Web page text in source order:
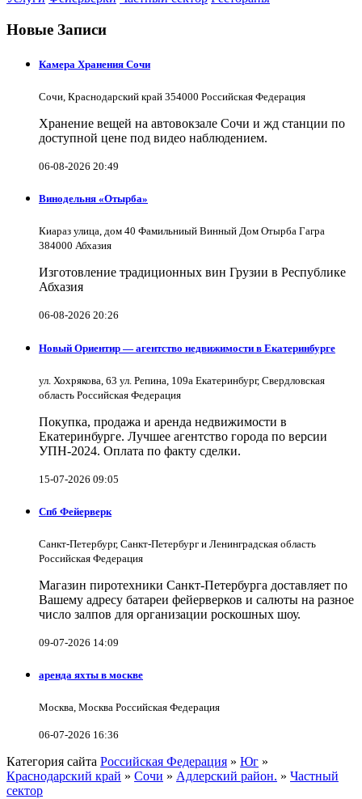
Новые Записи
Камера Хранения Сочи
Сочи, Краснодарский край 354000 Российская Федерация
Хранение вещей на автовокзале Сочи и жд станции по
доступной цене под видео наблюдением.
06-08-2026 20:49
Винодельня «Отырба»
Киараз улица, дом 40 Фамильниый Винный Дом Отырба Гагра
384000 Абхазия
Изготовление традиционных вин Грузии в Республике
Абхазия
06-08-2026 20:26
Новый Ориентир — агентство недвижимости в Екатеринбурге
ул. Хохрякова, 63 ул. Репина, 109a Екатеринбург, Свердловская
область Российская Федерация
Покупка, продажа и аренда недвижимости в
Екатеринбурге. Лучшее агентство города по версии
УПН-2024. Оплата по факту сделки.
15-07-2026 09:05
Спб Фейерверк
Санкт-Петербург, Санкт-Петербург и Ленинградская область
Российская Федерация
Магазин пиротехники Санкт-Петербурга доставляет по
Вашему адресу батареи фейерверков и салюты на разное
число залпов для организации роскошных шоу.
09-07-2026 14:09
аренда яхты в москве
Москва, Москва Российская Федерация
06-07-2026 16:36
Категория сайта Российская Федерация » Юг »
Краснодарский край » Сочи » Адлерский район. » Частный
сектор